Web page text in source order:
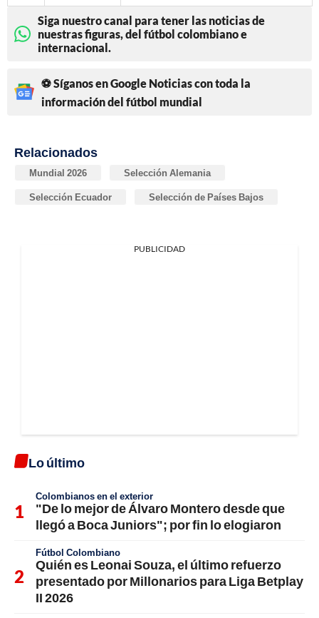
Siga nuestro canal para tener las noticias de
nuestras figuras, del fútbol colombiano e
internacional.
⚽ Síganos en Google Noticias con toda la
información del fútbol mundial
Relacionados
Mundial 2026 Selección Alemania
Selección Ecuador Selección de Países Bajos
PUBLICIDAD
Lo último
Colombianos en el exterior
"De lo mejor de Álvaro Montero desde que
llegó a Boca Juniors"; por fin lo elogiaron
Fútbol Colombiano
Quién es Leonai Souza, el último refuerzo
presentado por Millonarios para Liga Betplay
II 2026